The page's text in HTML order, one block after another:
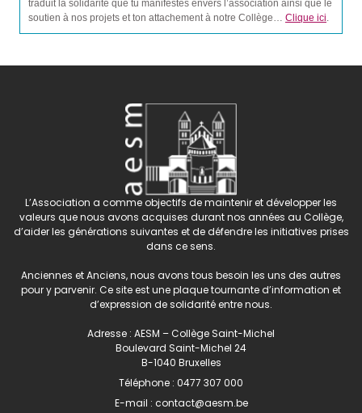
traduit la solidarité que tu manifestes envers l’association ainsi que le
soutien à nos projets et ton attachement à notre Collège… Clique ici.
L’Association a comme objectifs de maintenir et développer les
valeurs que nous avons acquises durant nos années au Collège,
d’aider les générations suivantes et de défendre les initiatives prises
dans ce sens.
Anciennes et Anciens, nous avons tous besoin les uns des autres
pour y parvenir. Ce site est une plaque tournante d’information et
d’expression de solidarité entre nous.
Adresse : AESM – Collège Saint-Michel
Boulevard Saint-Michel 24
B-1040 Bruxelles
Téléphone : 0477 307 000
E-mail : contact@aesm.be